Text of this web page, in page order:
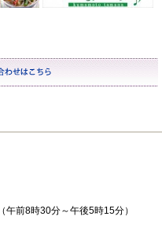
前8時30分～午後5時15分）